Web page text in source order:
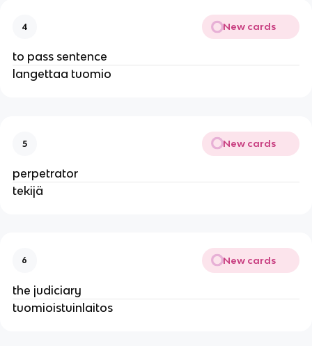
4 New cards
to pass sentence
langettaa tuomio
5 New cards
perpetrator
tekijä
6 New cards
the judiciary
tuomioistuinlaitos